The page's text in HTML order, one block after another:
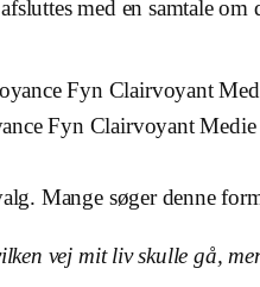
med en samtale
Fyn Clairvoyant Medie
Mange søger denne
vej mit liv skulle gå,